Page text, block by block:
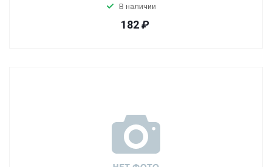
В наличии
182₽